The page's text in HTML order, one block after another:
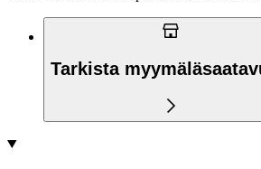
Tarkista